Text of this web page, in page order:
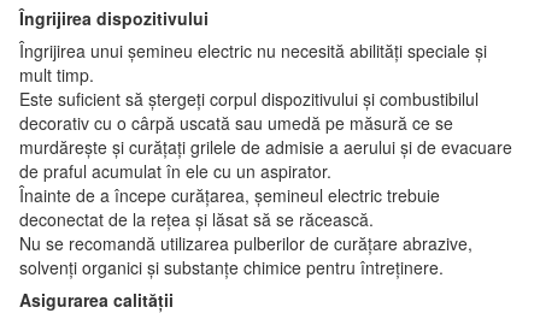
Îngrijirea dispozitivului
Îngrijirea unui șemineu electric nu necesită abilități speciale și
mult timp.
Este suficient să ștergeți corpul dispozitivului și combustibilul
decorativ cu o cârpă uscată sau umedă pe măsură ce se
murdărește și curățați grilele de admisie a aerului și de evacuare
de praful acumulat în ele cu un aspirator.
Înainte de a începe curățarea, șemineul electric trebuie
deconectat de la rețea și lăsat să se răcească.
Nu se recomandă utilizarea pulberilor de curățare abrazive,
solvenți organici și substanțe chimice pentru întreținere.
Asigurarea calității